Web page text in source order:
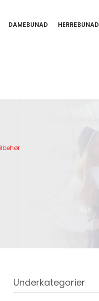
DAMEBUNAD HERREBUNAD
Underkategorier